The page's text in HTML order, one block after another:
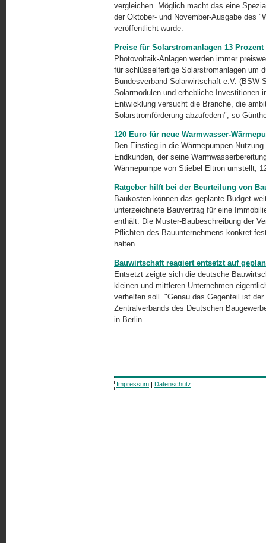
vergleichen. Möglich macht das eine
der Oktober- und November-Ausgabe des
veröffentlicht wurde.
Preise für Solarstromanlagen 13
Photovoltaik-Anlagen werden immer
für schlüsselfertige Solarstromanlagen um
Bundesverband Solarwirtschaft e.V.
Solarmodulen und erhebliche Investitionen
Entwicklung versucht die Branche, die
Solarstromförderung abzufedern", so
120 Euro für neue Warmwasser-
Den Einstieg in die Wärmepumpen-
Endkunden, der seine
Wärmepumpe von Stiebel Eltron umstellt,
Ratgeber hilft bei der Beurteilung von
Baukosten können das geplante Budget
unterzeichnete Bauvertrag für eine
enthält. Die Muster-Baubeschreibung der
Pflichten des Bauunternehmens konkret
halten.
Bauwirtschaft reagiert entsetzt auf
Entsetzt zeigte sich die deutsche
kleinen und mittleren Unternehmen
verhelfen soll. "Genau das Gegenteil ist
Zentralverbands des Deutschen
in Berlin.
Impressum | Datenschutz